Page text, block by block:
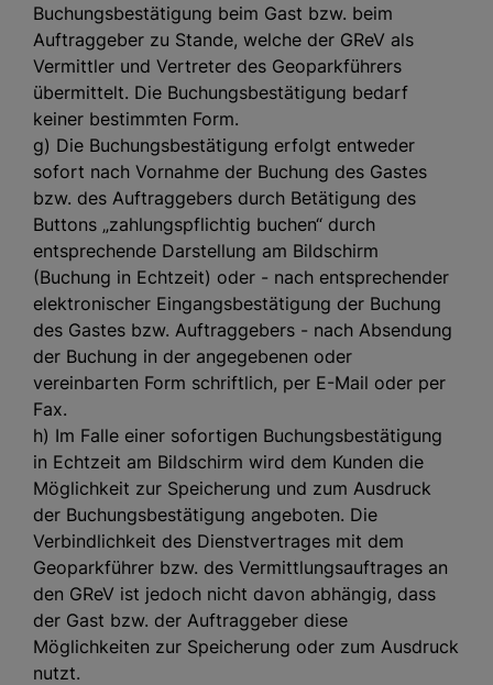
Buchungsbestätigung beim Gast bzw. beim
Auftraggeber zu Stande, welche der GReV als
Vermittler und Vertreter des Geoparkführers
übermittelt. Die Buchungsbestätigung bedarf
keiner bestimmten Form.
g) Die Buchungsbestätigung erfolgt entweder
sofort nach Vornahme der Buchung des Gastes
bzw. des Auftraggebers durch Betätigung des
Buttons „zahlungspflichtig buchen“ durch
entsprechende Darstellung am Bildschirm
(Buchung in Echtzeit) oder - nach entsprechender
elektronischer Eingangsbestätigung der Buchung
des Gastes bzw. Auftraggebers - nach Absendung
der Buchung in der angegebenen oder
vereinbarten Form schriftlich, per E-Mail oder per
Fax.
h) Im Falle einer sofortigen Buchungsbestätigung
in Echtzeit am Bildschirm wird dem Kunden die
Möglichkeit zur Speicherung und zum Ausdruck
der Buchungsbestätigung angeboten. Die
Verbindlichkeit des Dienstvertrages mit dem
Geoparkführer bzw. des Vermittlungsauftrages an
den GReV ist jedoch nicht davon abhängig, dass
der Gast bzw. der Auftraggeber diese
Möglichkeiten zur Speicherung oder zum Ausdruck
nutzt.